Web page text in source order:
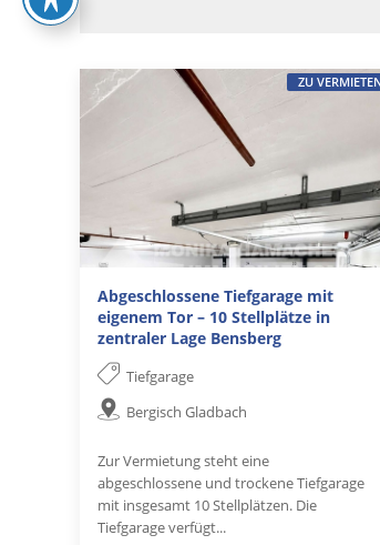
Abgeschlossene Tiefgarage mit
eigenem Tor – 10 Stellplätze in
zentraler Lage Bensberg
Tiefgarage
Bergisch Gladbach
Zur Vermietung steht eine
abgeschlossene und trockene Tiefgarage
mit insgesamt 10 Stellplätzen. Die
Tiefgarage verfügt...
ZU